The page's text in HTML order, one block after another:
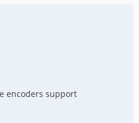
encoders support